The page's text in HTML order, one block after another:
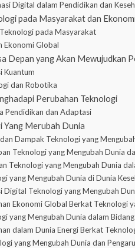
Digital dalam Pendidikan dan
pada Masyarakat dan
pada Masyarakat
Ekonomi Global
Depan yang Akan Mewujudkan
Kuantum
dan Robotika
Perubahan Teknologi
Pendidikan dan Adaptasi
Yang Merubah Dunia
Dampak Teknologi yang
Teknologi yang Mengubah Dunia
Teknologi yang Mengubah Dunia
yang Mengubah Dunia di Dunia
Digital Teknologi yang Mengubah
Ekonomi Global Berkat Teknologi
yang Mengubah Dunia dalam
dalam Dunia Energi Berkat
yang Mengubah Dunia dan